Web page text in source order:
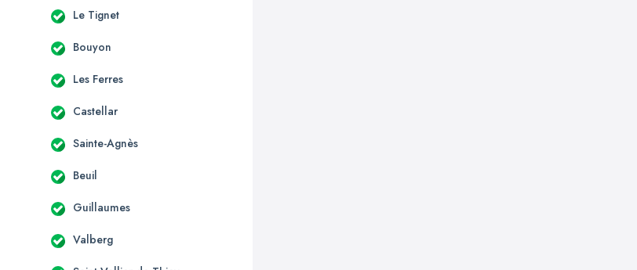
Le Tignet
Bouyon
Les Ferres
Castellar
Sainte-Agnès
Beuil
Guillaumes
Valberg